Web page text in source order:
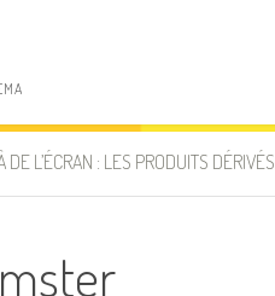
L’ÉCRAN : LES PRODUITS DÉRIVÉS